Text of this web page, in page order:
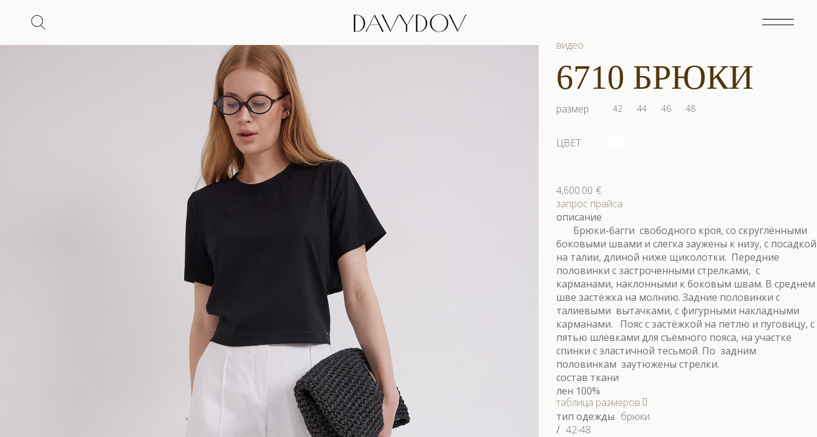
видео
6710 БРЮКИ
размер 42 44 46 48
ЦВЕТ
€
4,600.00
запрос прайса
описание
Брюки-багги свободного кроя, со скруглёнными
боковыми швами и слегка заужены к низу, с посадкой
на талии, длиной ниже щиколотки. Передние
половинки с застроченными стрелками, с
карманами, наклонными к боковым швам. В среднем
шве застёжка на молнию. Задние половинки с
талиевыми вытачками, с фигурными накладными
карманами. Пояс с застёжкой на петлю и пуговицу, с
пятью шлёвками для съёмного пояса, на участке
спинки с эластичной тесьмой. По задним
половинкам заутюжены стрелки.
состав ткани
лен 100%
таблица размеров
тип одежды брюки
/ 42-48